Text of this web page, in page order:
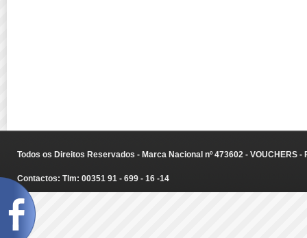
Todos os Direitos Reservados - Marca Nacional nº 473602 - VOUCHERS
Contactos: Tlm: 00351 91 - 699 - 16 -14